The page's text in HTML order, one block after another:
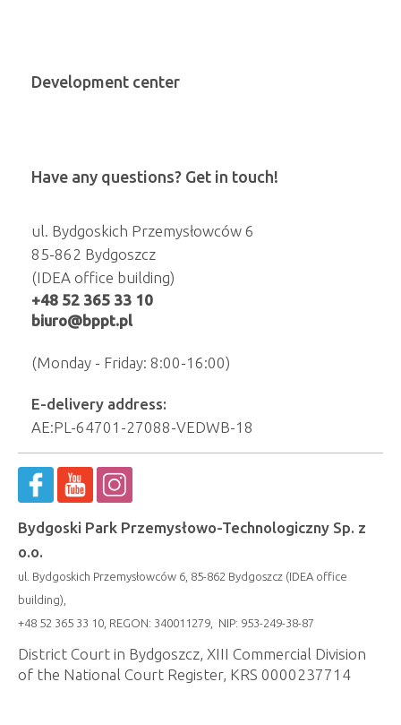
Development center
Have any questions? Get in touch!
ul. Bydgoskich Przemysłowców 6
85-862 Bydgoszcz
(IDEA office building)
+48 52 365 33 10
biuro@bppt.pl
(Monday - Friday: 8:00-16:00)
E-delivery address:
AE:PL-64701-27088-VEDWB-18
Bydgoski Park Przemysłowo-Technologiczny Sp. z
o.o.
ul. Bydgoskich Przemysłowców 6, 85-862 Bydgoszcz (IDEA office
building),
+48 52 365 33 10, REGON: 340011279, NIP: 953-249-38-87
District Court in Bydgoszcz, XIII Commercial Division
of the National Court Register, KRS 0000237714